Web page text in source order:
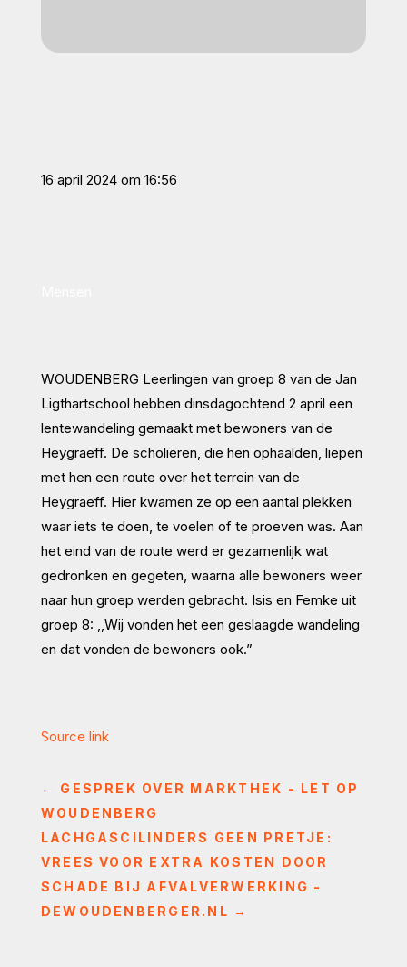
16 april 2024 om 16:56
WOUDENBERG Leerlingen van groep 8 van de Jan
Ligthartschool hebben dinsdagochtend 2 april een
lentewandeling gemaakt met bewoners van de
Heygraeff. De scholieren, die hen ophaalden, liepen
met hen een route over het terrein van de
Heygraeff. Hier kwamen ze op een aantal plekken
waar iets te doen, te voelen of te proeven was. Aan
het eind van de route werd er gezamenlijk wat
gedronken en gegeten, waarna alle bewoners weer
naar hun groep werden gebracht. Isis en Femke uit
groep 8: ,,Wij vonden het een geslaagde wandeling
en dat vonden de bewoners ook.”
Source link
← GESPREK OVER MARKTHEK - LET OP
WOUDENBERG
LACHGASCILINDERS GEEN PRETJE:
VREES VOOR EXTRA KOSTEN DOOR
SCHADE BIJ AFVALVERWERKING -
DEWOUDENBERGER.NL →